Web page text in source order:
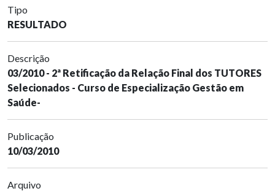
Tipo
RESULTADO
Descrição
03/2010 - 2ª Retificação da Relação Final dos TUTORES
Selecionados - Curso de Especialização Gestão em
Saúde-
Publicação
10/03/2010
Arquivo